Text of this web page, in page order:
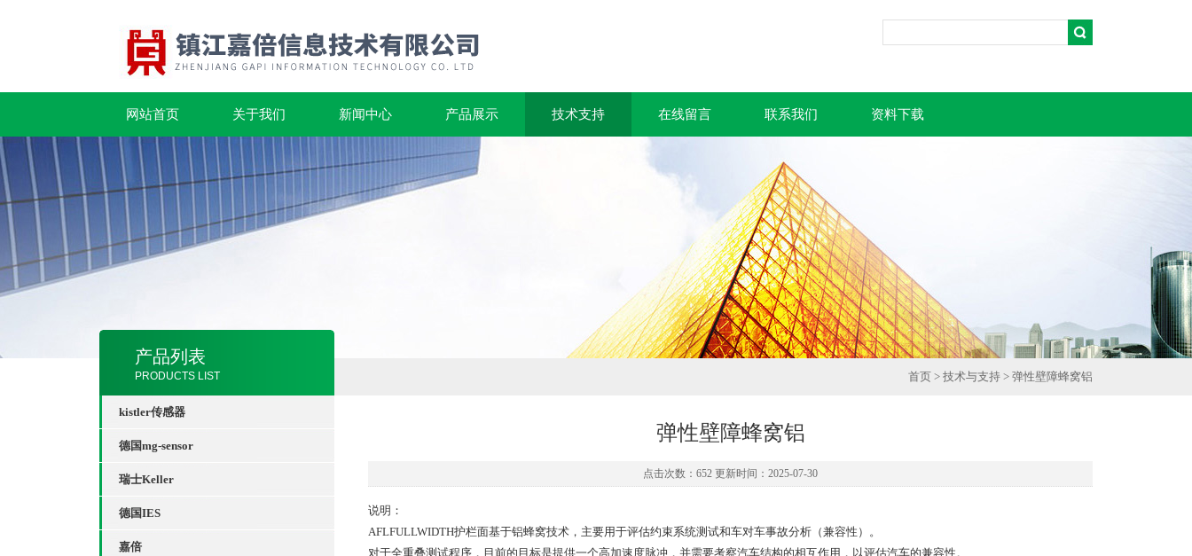
网站首页 关于我们 新闻中心 产品展示 技术支持 在线留言 联系我们 资料下载
产品列表
PRODUCTS LIST
kistler传感器
德国mg-sensor
瑞士Keller
德国IES
嘉倍
首页 > 技术与支持 > 弹性壁障蜂窝铝
弹性壁障蜂窝铝
点击次数：652 更新时间：2025-07-30
说明：
AFLFULLWIDTH护栏面基于铝蜂窝技术，主要用于评估约束系统测试和车对车事故分析（兼容性）。
对于全重叠测试程序，目前的目标是提供一个高加速度脉冲，并需要考察汽车结构的相互作用，以评估汽车的兼容性。